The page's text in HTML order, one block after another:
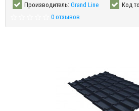
Производитель:Grand Line Код
0 отзывов